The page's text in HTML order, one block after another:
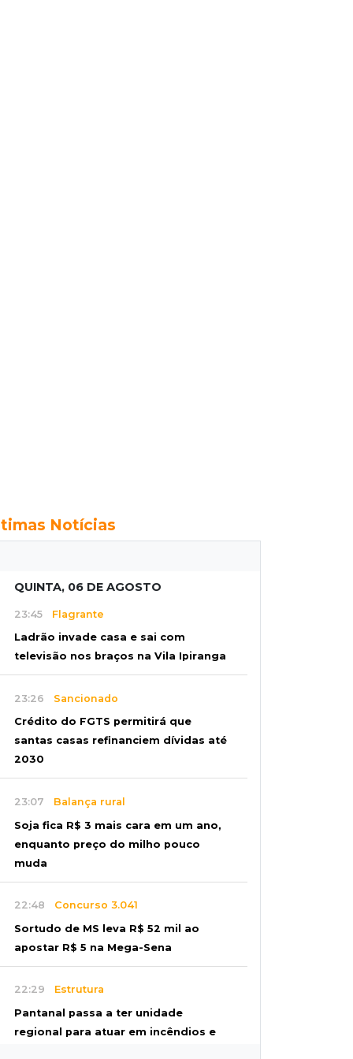
Notícias
QUINTA, 06 DE AGOSTO
23:45 Flagrante
Ladrão invade casa e sai com
televisão nos braços na Vila Ipiranga
23:26 Sancionado
Crédito do FGTS permitirá que
santas casas refinanciem dívidas até
2030
23:07 Balança rural
Soja fica R$ 3 mais cara em um ano,
enquanto preço do milho pouco
muda
22:48 Concurso 3.041
Sortudo de MS leva R$ 52 mil ao
apostar R$ 5 na Mega-Sena
22:29 Estrutura
Pantanal passa a ter unidade
regional para atuar em incêndios e